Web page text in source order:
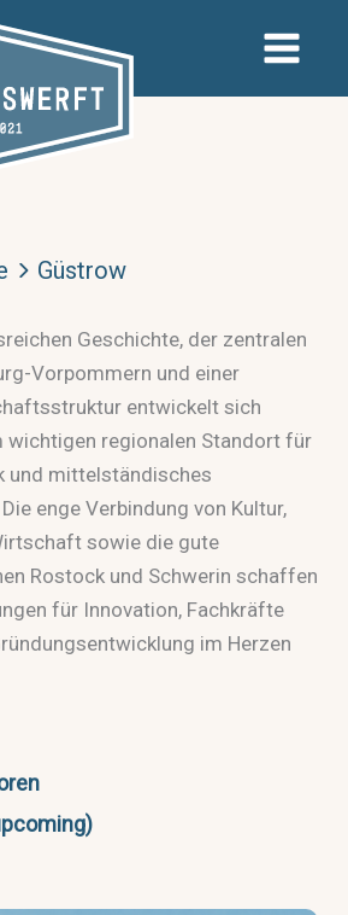
Güstrow
Geschichte, der zentralen
Vorpommern und einer
entwickelt sich
wichtigen regionalen Standort für
und mittelständisches
enge Verbindung von Kultur,
sowie die gute
Rostock und Schwerin schaffen
für Innovation, Fachkräfte
im Herzen